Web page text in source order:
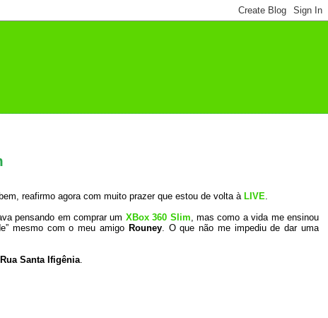
reafirmo agora com muito prazer que estou de volta à LIVE.
pensando em comprar um XBox 360 Slim, mas como a vida me ensinou
mesmo com o meu amigo Rouney. O que não me impediu de dar uma
Rua Santa Ifigênia.